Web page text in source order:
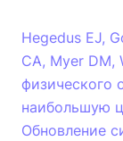
Hegedus EJ,
CA, Myer DM,
физического
наибольшую
Обновление